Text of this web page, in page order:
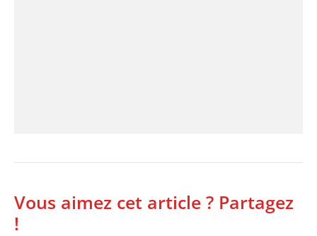
Vous aimez cet article ? Partagez
!